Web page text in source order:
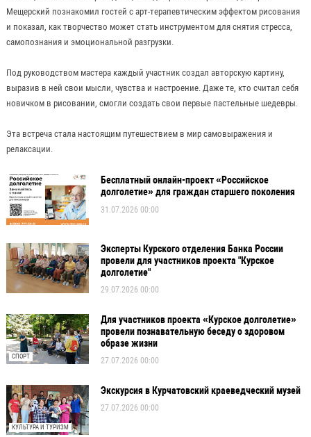
Мещерский познакомил гостей с арт-терапевтическим эффектом рисования
и показал, как творчество может стать инструментом для снятия стресса,
самопознания и эмоциональной разгрузки.
Под руководством мастера каждый участник создал авторскую картину,
выразив в ней свои мысли, чувства и настроение. Даже те, кто считал себя
новичком в рисовании, смогли создать свои первые пастельные шедевры.
Эта встреча стала настоящим путешествием в мир самовыражения и
релаксации.
Бесплатный онлайн-проект «Российское
долголетие» для граждан старшего поколения
31.07.2026 00:00
Эксперты Курского отделения Банка России
провели для участников проекта "Курское
долголетие"
29.07.2026 00:00
СПОРТ
Для участников проекта «Курское долголетие»
провели познавательную беседу о здоровом
образе жизни
27.07.2026 00:00
КУЛЬТУРА И ТУРИЗМ
Экскурсия в Курчатовский краеведческий музей
27.07.2026 00:00